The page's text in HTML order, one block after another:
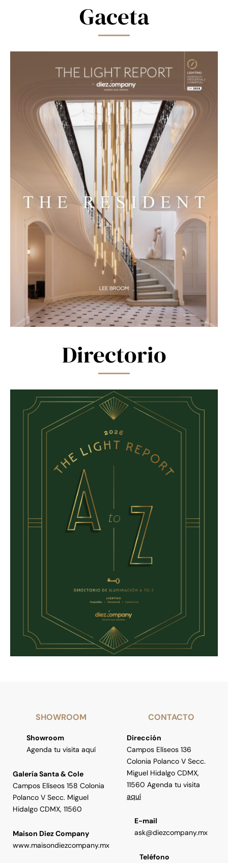
Gaceta
Directorio
SHOWROOM
Showroom
Agenda tu visita aquí
Galería Santa & Cole
Campos Elíseos 158 Colonia
Polanco V Secc. Miguel
Hidalgo CDMX, 11560
Maison Diez Company
www.maisondiezcompany.mx
CONTACTO
Dirección
Campos Elíseos 136
Colonia Polanco V Secc.
Miguel Hidalgo CDMX,
11560 Agenda tu visita
aquí
E-mail
ask@diezcompany.mx
Teléfono